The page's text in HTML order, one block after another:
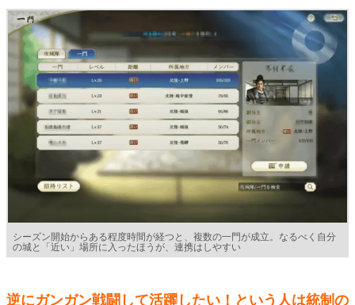
シーズン開始からある程度時間が経つと、複数の一門が成立。なるべく自分
の城と「近い」場所に入ったほうが、連携はしやすい
逆にガンガン戦闘して活躍したい！という人は統制の